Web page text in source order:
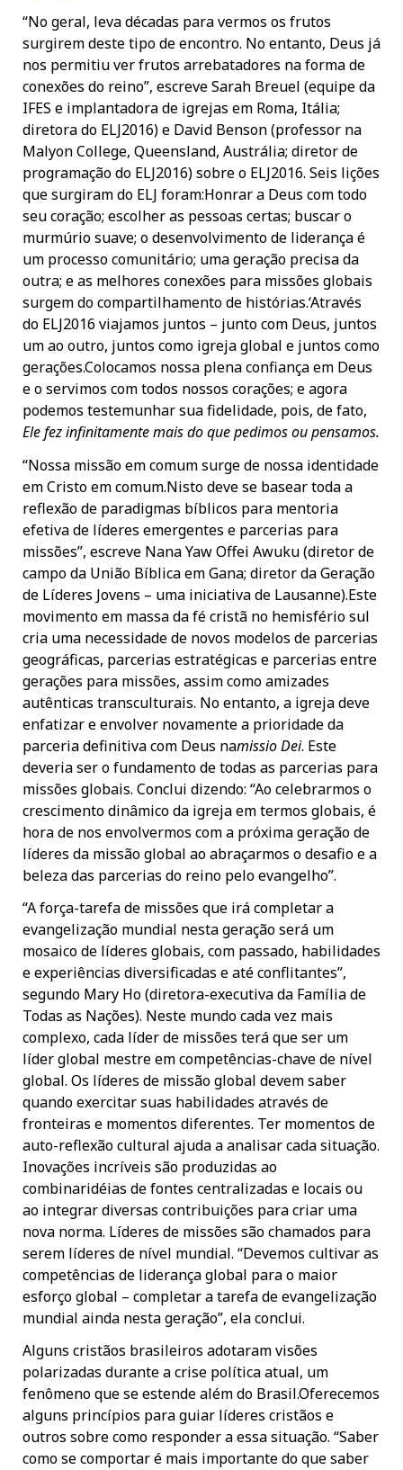
“No geral, leva décadas para vermos os frutos
surgirem deste tipo de encontro. No entanto, Deus já
nos permitiu ver frutos arrebatadores na forma de
conexões do reino”, escreve Sarah Breuel (equipe da
IFES e implantadora de igrejas em Roma, Itália;
diretora do ELJ2016) e David Benson (professor na
Malyon College, Queensland, Austrália; diretor de
programação do ELJ2016) sobre o ELJ2016. Seis lições
que surgiram do ELJ foram:Honrar a Deus com todo
seu coração; escolher as pessoas certas; buscar o
murmúrio suave; o desenvolvimento de liderança é
um processo comunitário; uma geração precisa da
outra; e as melhores conexões para missões globais
surgem do compartilhamento de histórias.‘Através
do ELJ2016 viajamos juntos – junto com Deus, juntos
um ao outro, juntos como igreja global e juntos como
gerações.Colocamos nossa plena confiança em Deus
e o servimos com todos nossos corações; e agora
podemos testemunhar sua fidelidade, pois, de fato,
Ele fez infinitamente mais do que pedimos ou pensamos.
“Nossa missão em comum surge de nossa identidade
em Cristo em comum.Nisto deve se basear toda a
reflexão de paradigmas bíblicos para mentoria
efetiva de líderes emergentes e parcerias para
missões”, escreve Nana Yaw Offei Awuku (diretor de
campo da União Bíblica em Gana; diretor da Geração
de Líderes Jovens – uma iniciativa de Lausanne).Este
movimento em massa da fé cristã no hemisfério sul
cria uma necessidade de novos modelos de parcerias
geográficas, parcerias estratégicas e parcerias entre
gerações para missões, assim como amizades
autênticas transculturais. No entanto, a igreja deve
enfatizar e envolver novamente a prioridade da
parceria definitiva com Deus namissio Dei. Este
deveria ser o fundamento de todas as parcerias para
missões globais. Conclui dizendo: “Ao celebrarmos o
crescimento dinâmico da igreja em termos globais, é
hora de nos envolvermos com a próxima geração de
líderes da missão global ao abraçarmos o desafio e a
beleza das parcerias do reino pelo evangelho”.
“A força-tarefa de missões que irá completar a
evangelização mundial nesta geração será um
mosaico de líderes globais, com passado, habilidades
e experiências diversificadas e até conflitantes”,
segundo Mary Ho (diretora-executiva da Família de
Todas as Nações). Neste mundo cada vez mais
complexo, cada líder de missões terá que ser um
líder global mestre em competências-chave de nível
global. Os líderes de missão global devem saber
quando exercitar suas habilidades através de
fronteiras e momentos diferentes. Ter momentos de
auto-reflexão cultural ajuda a analisar cada situação.
Inovações incríveis são produzidas ao
combinaridéias de fontes centralizadas e locais ou
ao integrar diversas contribuições para criar uma
nova norma. Líderes de missões são chamados para
serem líderes de nível mundial. “Devemos cultivar as
competências de liderança global para o maior
esforço global – completar a tarefa de evangelização
mundial ainda nesta geração”, ela conclui.
Alguns cristãos brasileiros adotaram visões
polarizadas durante a crise política atual, um
fenômeno que se estende além do Brasil.Oferecemos
alguns princípios para guiar líderes cristãos e
outros sobre como responder a essa situação. “Saber
como se comportar é mais importante do que saber